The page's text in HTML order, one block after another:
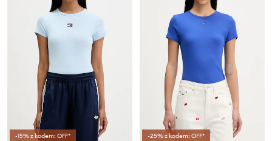
-15% z kodem: OFF* -25% z kodem: OFF*